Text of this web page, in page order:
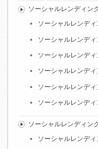
ソーシャルレンディン
ソーシャルレンデ
ソーシャルレンデ
ソーシャルレンデ
ソーシャルレンデ
ソーシャルレンデ
ソーシャルレンデ
ソーシャルレンディン
ソーシャルレンデ